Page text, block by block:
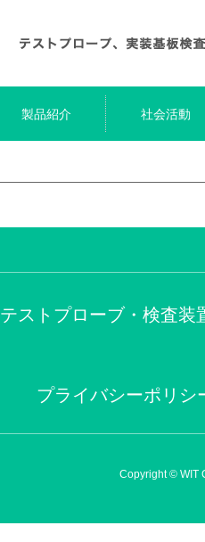
製品紹介 社会活動
テストプローブ・検査装
プライバシーポリシ
Copyright © WIT